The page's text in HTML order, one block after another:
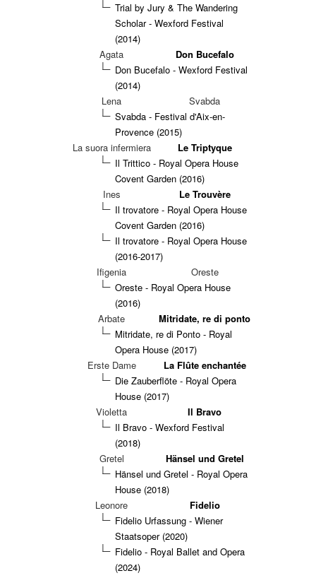
Trial by Jury & The Wandering
Scholar - Wexford Festival
(2014)
Agata
Don Bucefalo
Don Bucefalo - Wexford Festival
(2014)
Lena
Svabda
Svabda - Festival d'Aix-en-
Provence (2015)
La suora infermiera
Le Triptyque
Il Trittico - Royal Opera House
Covent Garden (2016)
Ines
Le Trouvère
Il trovatore - Royal Opera House
Covent Garden (2016)
Il trovatore - Royal Opera House
(2016-2017)
Ifigenia
Oreste
Oreste - Royal Opera House
(2016)
Arbate
Mitridate, re di ponto
Mitridate, re di Ponto - Royal
Opera House (2017)
Erste Dame
La Flûte enchantée
Die Zauberflöte - Royal Opera
House (2017)
Violetta
Il Bravo
Il Bravo - Wexford Festival
(2018)
Gretel
Hänsel und Gretel
Hänsel und Gretel - Royal Opera
House (2018)
Leonore
Fidelio
Fidelio Urfassung - Wiener
Staatsoper (2020)
Fidelio - Royal Ballet and Opera
(2024)